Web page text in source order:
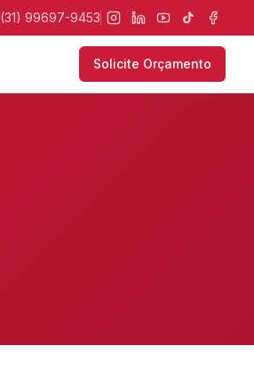
(31) 99697-9453
Solicite Orçamento